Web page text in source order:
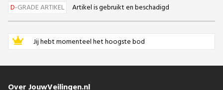
D-GRADE ARTIKEL Artikel is gebruikt en beschadigd
Jij hebt momenteel het hoogste bod